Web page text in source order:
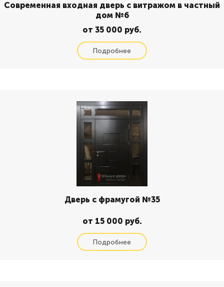
Современная входная дверь с витражом в частный
дом №6
от 35 000 руб.
Дверь с фрамугой №35
от 15 000 руб.